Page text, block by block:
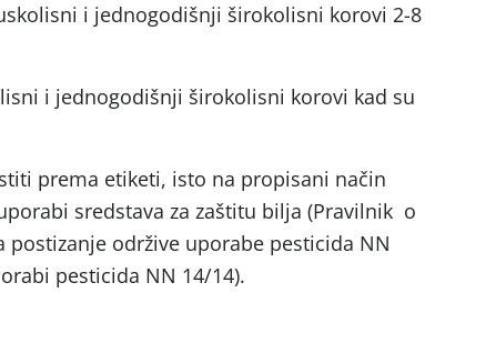
i jednogodišnji širokolisni korovi 2-8
i jednogodišnji širokolisni korovi kad su
prema etiketi, isto na propisani način
sredstava za zaštitu bilja (Pravilnik o
postizanje održive uporabe pesticida NN
pesticida NN 14/14).